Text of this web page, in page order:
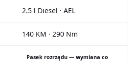
2.5 l Diesel · AEL
140 KM · 290 Nm
Pasek rozrządu — wymiana co